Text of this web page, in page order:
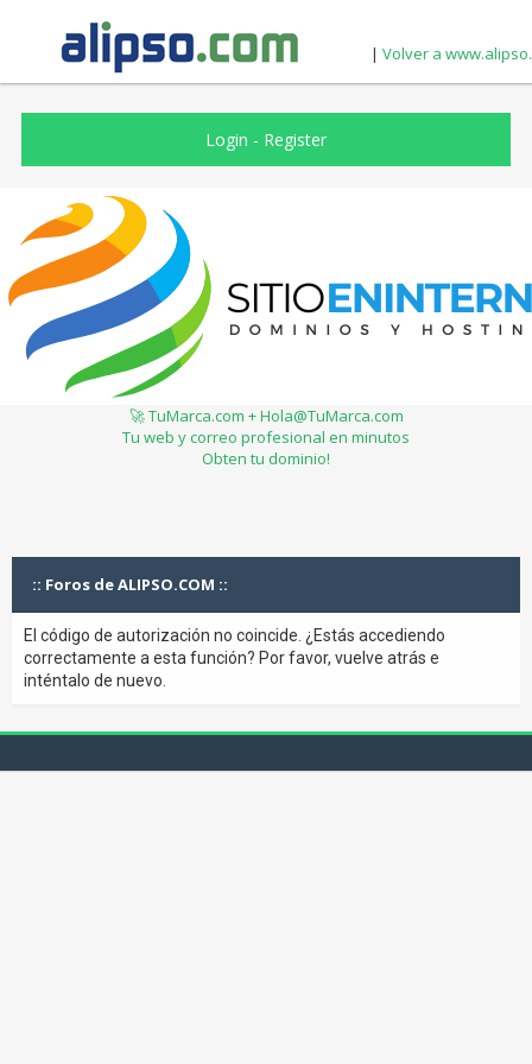
| Volver a
Login - Register
🚀 TuMarca.com + Hola@TuMarca.com
Tu web y correo profesional en minutos
Obten tu dominio!
:: Foros de ALIPSO.COM ::
El código de autorización no coincide. ¿Estás accediendo
correctamente a esta función? Por favor, vuelve atrás e
inténtalo de nuevo.